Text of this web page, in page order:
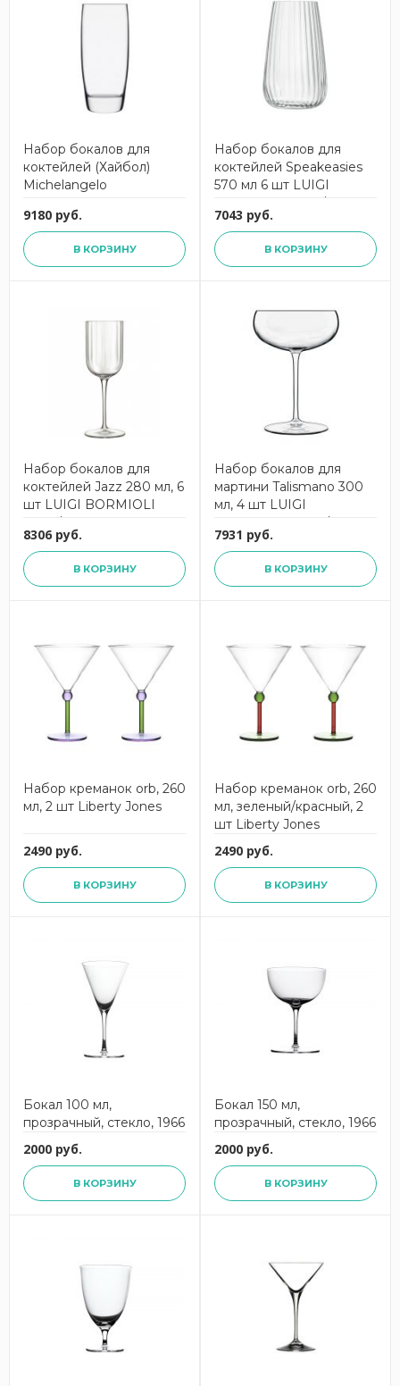
Набор бокалов для
коктейлей (Хайбол)
Michelangelo
LUIGI BORMIOLI
10238/03
9180 руб.
В КОРЗИНУ
Набор бокалов для
коктейлей Speakeasies
570 мл 6 шт LUIGI
BORMIOLI 13143/01
7043 руб.
В КОРЗИНУ
Набор бокалов для
коктейлей Jazz 280 мл, 6
шт LUIGI BORMIOLI
13558/02
8306 руб.
В КОРЗИНУ
Набор бокалов для
мартини Talismano 300
мл, 4 шт LUIGI
BORMIOLI 12738/02
7931 руб.
В КОРЗИНУ
Набор креманок orb, 260
мл, 2 шт Liberty Jones
2490 руб.
В КОРЗИНУ
Набор креманок orb, 260
мл, зеленый/красный, 2
шт Liberty Jones
2490 руб.
В КОРЗИНУ
Бокал 100 мл,
прозрачный, стекло, 1966
2000 руб.
В КОРЗИНУ
Бокал 150 мл,
прозрачный, стекло, 1966
2000 руб.
В КОРЗИНУ